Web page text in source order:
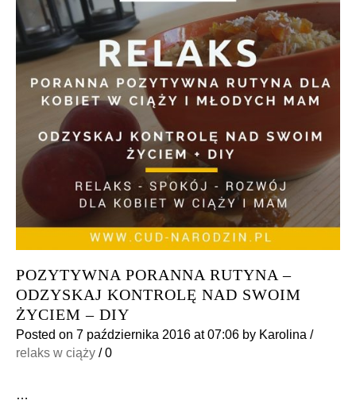
POZYTYWNA PORANNA RUTYNA –
ODZYSKAJ KONTROLĘ NAD SWOIM
ŻYCIEM – DIY
Posted on 7 października 2016 at 07:06 by Karolina /
relaks w ciąży /0
…